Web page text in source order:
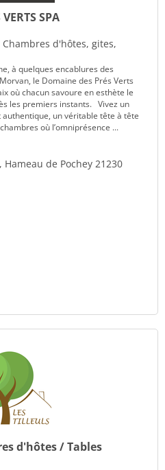
SPA
d'hôtes, gites,
à quelques encablures des
le Domaine des Prés Verts
où chacun savoure en esthète le
les premiers instants. Vivez un
un véritable tête à tête
où l’omniprésence ...
Hameau de Pochey 21230
d'hôtes / Tables